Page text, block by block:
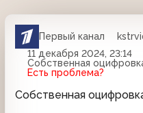
Первый канал
11 декабря 2024, 23:14
Собственная
Есть проблема?
Собственная